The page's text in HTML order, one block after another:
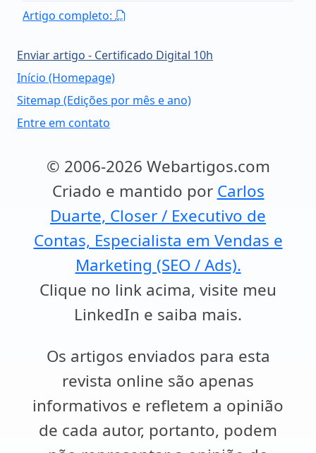
Artigo completo:
Enviar artigo - Certificado Digital 10h
Início (Homepage)
Sitemap (Edições por mês e ano)
Entre em contato
© 2006-2026 Webartigos.com
Criado e mantido por Carlos
Duarte, Closer / Executivo de
Contas, Especialista em Vendas e
Marketing (SEO / Ads).
Clique no link acima, visite meu
LinkedIn e saiba mais.
Os artigos enviados para esta
revista online são apenas
informativos e refletem a opinião
de cada autor, portanto, podem